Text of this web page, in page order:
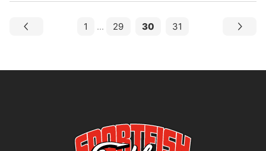
1 ... 29 30 31